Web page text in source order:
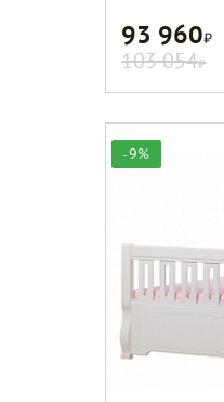
93 960Р
103 054Р
-9%